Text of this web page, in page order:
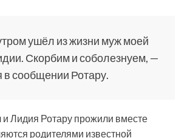
ушёл из жизни муж моей
Скорбим и соболезнуем, —
в сообщении Ротару.
Лидия Ротару прожили вместе
родителями известной